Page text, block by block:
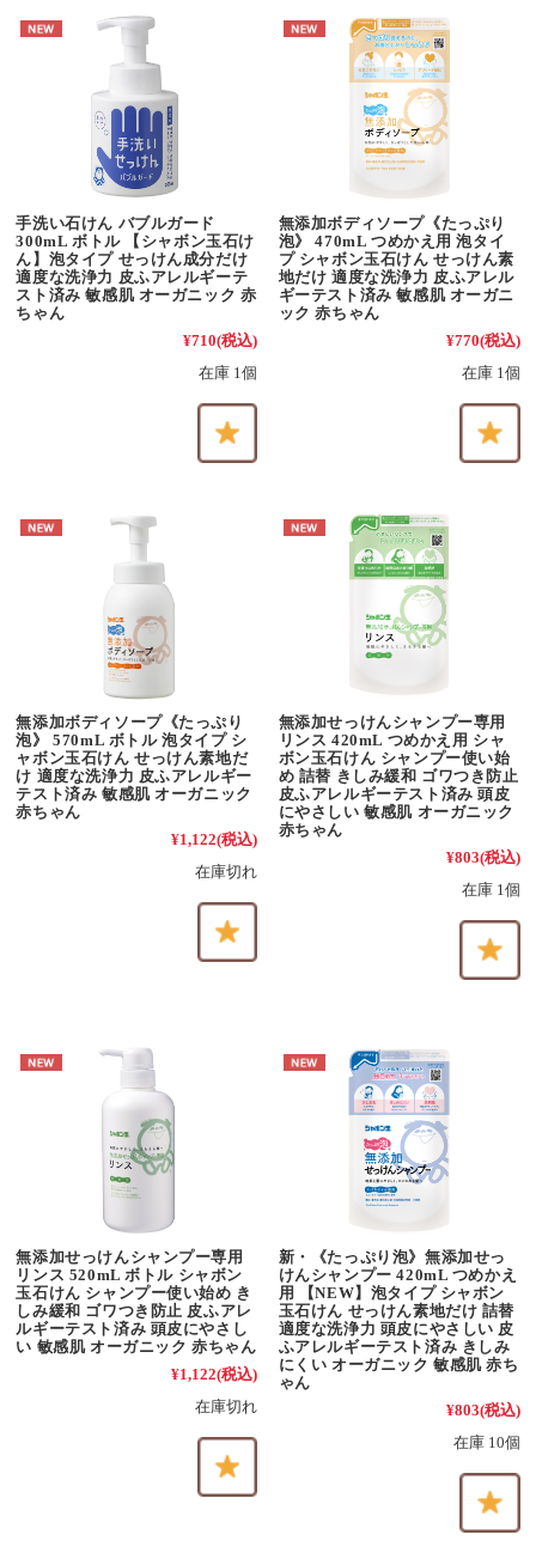
手洗い石けん バブルガード
300mL ボトル 【シャボン玉石け
ん】泡タイプ せっけん成分だけ
適度な洗浄力 皮ふアレルギーテ
スト済み 敏感肌 オーガニック 赤
ちゃん
¥710(税込)
在庫 1個
無添加ボディソープ《たっぷり
泡》 470mL つめかえ用 泡タイ
プ シャボン玉石けん せっけん素
地だけ 適度な洗浄力 皮ふアレル
ギーテスト済み 敏感肌 オーガニ
ック 赤ちゃん
¥770(税込)
在庫 1個
無添加ボディソープ《たっぷり
泡》 570mL ボトル 泡タイプ シ
ャボン玉石けん せっけん素地だ
け 適度な洗浄力 皮ふアレルギー
テスト済み 敏感肌 オーガニック
赤ちゃん
¥1,122(税込)
在庫切れ
無添加せっけんシャンプー専用
リンス 420mL つめかえ用 シャ
ボン玉石けん シャンプー使い始
め 詰替 きしみ緩和 ゴワつき防止
皮ふアレルギーテスト済み 頭皮
にやさしい 敏感肌 オーガニック
赤ちゃん
¥803(税込)
在庫 1個
無添加せっけんシャンプー専用
リンス 520mL ボトル シャボン
玉石けん シャンプー使い始め き
しみ緩和 ゴワつき防止 皮ふアレ
ルギーテスト済み 頭皮にやさし
い 敏感肌 オーガニック 赤ちゃん
¥1,122(税込)
在庫切れ
新・《たっぷり泡》無添加せっ
けんシャンプー 420mL つめかえ
用 【NEW】泡タイプ シャボン
玉石けん せっけん素地だけ 詰替
適度な洗浄力 頭皮にやさしい 皮
ふアレルギーテスト済み きしみ
にくい オーガニック 敏感肌 赤ち
ゃん
¥803(税込)
在庫 10個